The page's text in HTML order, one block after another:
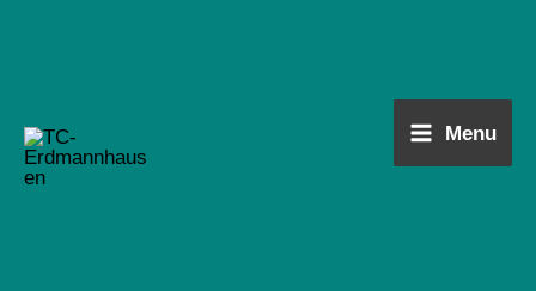
Menu